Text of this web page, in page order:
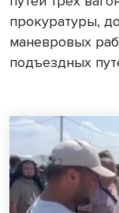
прокуратуры,
маневровых
подъездных